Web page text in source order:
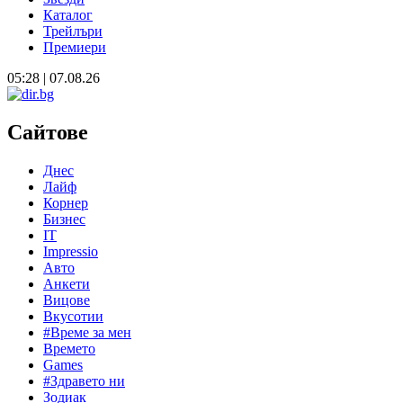
Каталог
Трейлъри
Премиери
05:28 | 07.08.26
Сайтове
Днес
Лайф
Корнер
Бизнес
IT
Impressio
Авто
Анкети
Вицове
Вкусотии
#Време за мен
Времето
Games
#Здравето ни
Зодиак